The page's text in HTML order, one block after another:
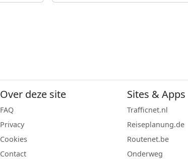
Over deze site
FAQ
Privacy
Cookies
Contact
Sites & Apps
Trafficnet.nl
Reiseplanung.de
Routenet.be
Onderweg